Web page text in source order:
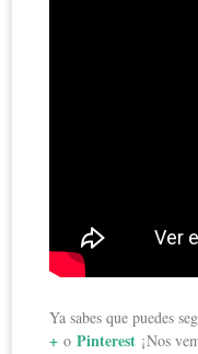
Ya sabes que puedes
+ oPinterest ¡Nos